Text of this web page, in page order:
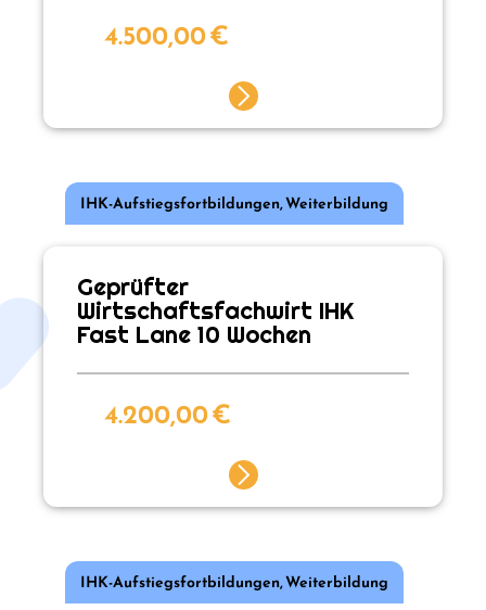
4.500,00€
IHK-Aufstiegsfortbildungen,Weiterbildung
Geprüfter
Wirtschaftsfachwirt IHK
Fast Lane 10 Wochen
4.200,00€
IHK-Aufstiegsfortbildungen,Weiterbildung